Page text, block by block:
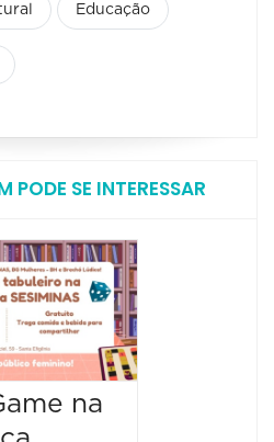
Educação
PODE SE INTERESSAR
na